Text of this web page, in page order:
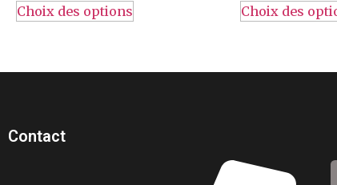
Choix des options Choix des
Contact